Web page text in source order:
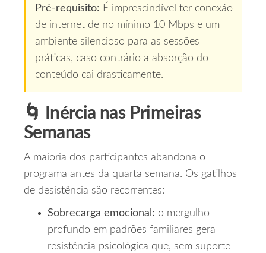
Pré‑requisito: É imprescindível ter conexão
de internet de no mínimo 10 Mbps e um
ambiente silencioso para as sessões
práticas, caso contrário a absorção do
conteúdo cai drasticamente.
🌀 Inércia nas Primeiras
Semanas
A maioria dos participantes abandona o
programa antes da quarta semana. Os gatilhos
de desistência são recorrentes:
Sobrecarga emocional: o mergulho
profundo em padrões familiares gera
resistência psicológica que, sem suporte